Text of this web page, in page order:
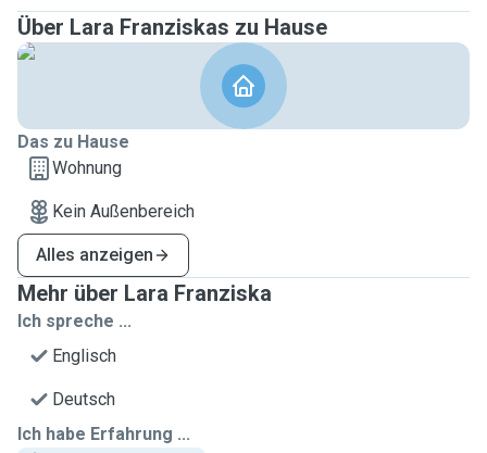
Über Lara Franziskas zu Hause
Das zu Hause
Wohnung
Kein Außenbereich
Alles anzeigen
Mehr über Lara Franziska
Ich spreche ...
Englisch
Deutsch
Ich habe Erfahrung ...